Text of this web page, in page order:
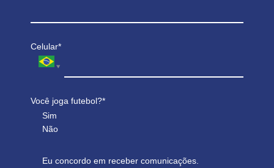
Celular*
Você joga futebol?*
Sim
Não
Eu concordo em receber comunicações.